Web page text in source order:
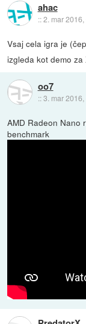
ahac
::2. mar 2016,
Vsaj cela igra je
izgleda kot demo za
oo7
::3. mar 2016,
AMD Radeon Nano
benchmark